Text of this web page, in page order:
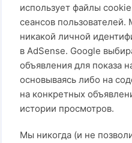
использует файлы
сеансов
никакой личной
в AdSense. Google
объявления для показа
основываясь либо на
на конкретных
истории просмотров.
Мы никогда (и не